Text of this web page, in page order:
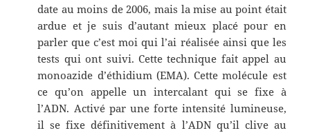
date au moins de 2006, mais la mise au point était
ardue et je suis d’autant mieux placé pour en
parler que c’est moi qui l’ai réalisée ainsi que les
tests qui ont suivi. Cette technique fait appel au
monoazide d’éthidium (EMA). Cette molécule est
ce qu’on appelle un intercalant qui se fixe à
l’ADN. Activé par une forte intensité lumineuse,
il se fixe définitivement à l’ADN qu’il clive au